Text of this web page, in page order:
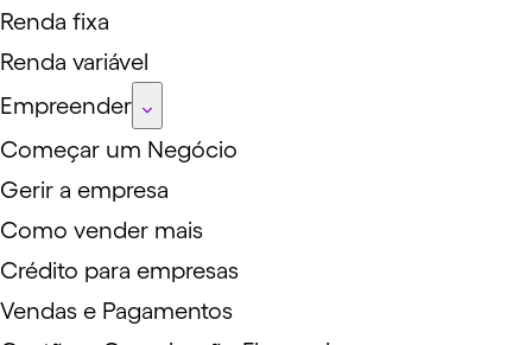
Renda fixa
Renda variável
Empreender
Começar um Negócio
Gerir a empresa
Como vender mais
Crédito para empresas
Vendas e Pagamentos